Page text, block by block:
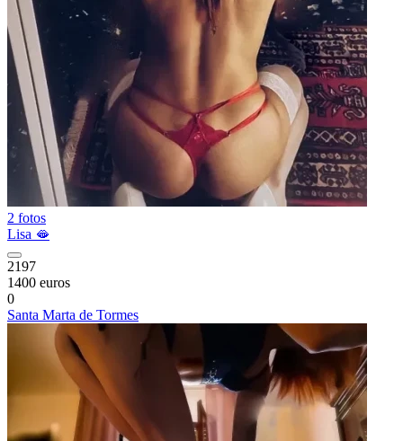
2 fotos
Lisa 🫦
2197
1400 euros
0
Santa Marta de Tormes